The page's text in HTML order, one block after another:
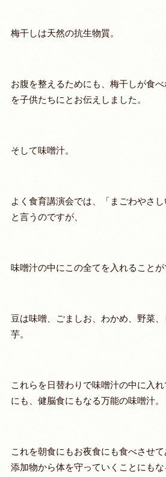
梅干しは天然の抗生物質。
お腹を整えるためにも、梅干しが食
を子供たちにとお伝えしました。
そして味噌汁。
よく食育講演会では、「まごわやさ
と言うのですが、
味噌汁の中にこの全てを入れることが
豆は味噌、ごましお、わかめ、野菜、
芋。
これらを日替わりで味噌汁の中に入
にも、健脳食にもなる万能の味噌汁。
これを朝食にもお夜食にも食べさせて
添加物から体を守っていくことにも